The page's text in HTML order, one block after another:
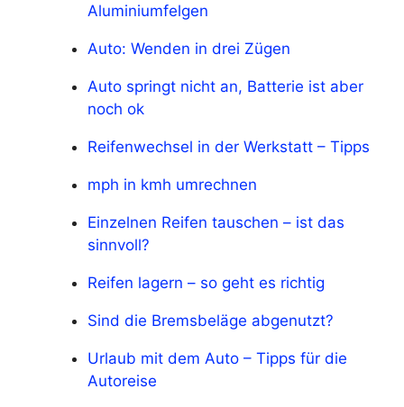
Aluminiumfelgen
Auto: Wenden in drei Zügen
Auto springt nicht an, Batterie ist aber
noch ok
Reifenwechsel in der Werkstatt – Tipps
mph in kmh umrechnen
Einzelnen Reifen tauschen – ist das
sinnvoll?
Reifen lagern – so geht es richtig
Sind die Bremsbeläge abgenutzt?
Urlaub mit dem Auto – Tipps für die
Autoreise